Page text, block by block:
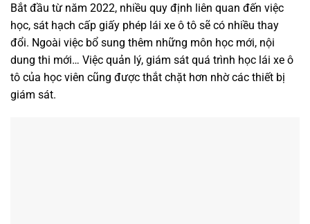
Bắt đầu từ năm 2022, nhiều quy định liên quan đến việc
học, sát hạch cấp giấy phép lái xe ô tô sẽ có nhiều thay
đổi. Ngoài việc bổ sung thêm những môn học mới, nội
dung thi mới… Việc quản lý, giám sát quá trình học lái xe ô
tô của học viên cũng được thắt chặt hơn nhờ các thiết bị
giám sát.